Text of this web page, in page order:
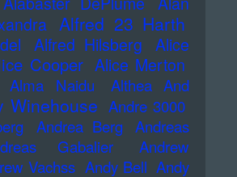
Alfred 23 Harth
Alfred Hilsberg
Alice
Cooper Alice Merton
Alma Naidu
Althea And
Winehouse Andre 3000
Andrea Berg
Andreas
Gabalier
Andrew
Vachss Andy Bell Andy